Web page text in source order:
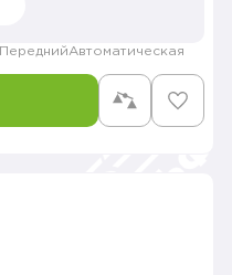
ПереднийАвтоматическая